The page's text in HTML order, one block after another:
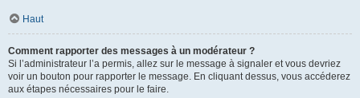
Haut
Comment rapporter des messages à un modérateur ?
Si l’administrateur l’a permis, allez sur le message à signaler et vous devriez
voir un bouton pour rapporter le message. En cliquant dessus, vous accéderez
aux étapes nécessaires pour le faire.